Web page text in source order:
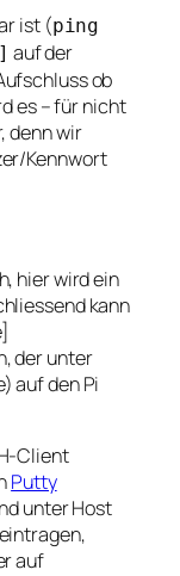
ist (ping
auf der
ob
es – für nicht
denn wir
Kennwort
hier wird ein
kann
der unter
auf den Pi
Client
Putty
unter Host
auf